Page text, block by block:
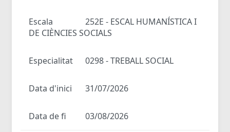
Escala
252E - ESCAL HUMANÍSTICA I
DE CIÈNCIES SOCIALS
Especialitat 0298 - TREBALL SOCIAL
Data d'inici 31/07/2026
Data de fi 03/08/2026